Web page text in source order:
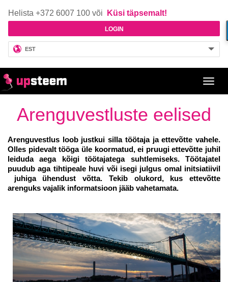
Helista +372 6007 100 või Küsi täpsemalt!
LOGIN
EST
Arenguvestluste eelised
Arenguvestlus loob justkui silla töötaja ja ettevõtte vahele.
Olles pidevalt tööga üle koormatud, ei pruugi ettevõtte juhil
leiduda aega kõigi töötajatega suhtlemiseks. Töötajatel
puudub aga tihtipeale huvi või isegi julgus omal initsiatiivil
juhiga ühendust võtta. Tekib olukord, kus ettevõtte
arenguks vajalik informatsioon jääb vahetamata.